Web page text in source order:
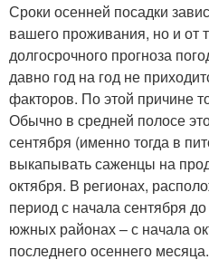
Сроки осенней посадки
вашего проживания, но и от
долгосрочного прогноза
давно год на год не
факторов. По этой причине
Обычно в средней полосе
сентября (именно тогда в
выкапывать саженцы на
октября. В регионах,
период с начала сентября
южных районах – с начала
последнего осеннего месяца.